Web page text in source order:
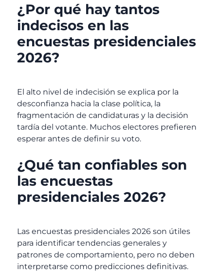
¿Por qué hay tantos
indecisos en las
encuestas presidenciales
2026?
El alto nivel de indecisión se explica por la
desconfianza hacia la clase política, la
fragmentación de candidaturas y la decisión
tardía del votante. Muchos electores prefieren
esperar antes de definir su voto.
¿Qué tan confiables son
las encuestas
presidenciales 2026?
Las encuestas presidenciales 2026 son útiles
para identificar tendencias generales y
patrones de comportamiento, pero no deben
interpretarse como predicciones definitivas.